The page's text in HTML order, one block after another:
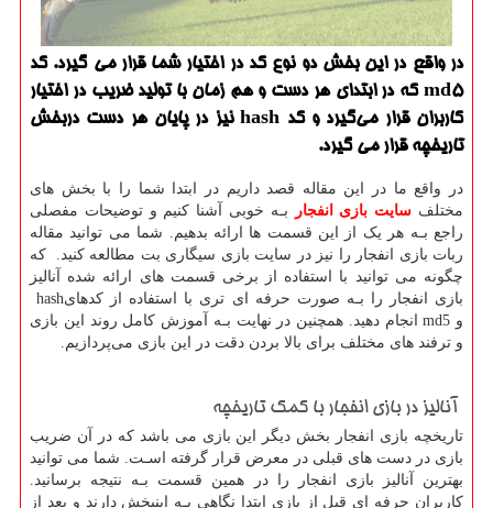
در واقع در این بخش دو نوع كد در اختیار شما قرار می گیرد. كد
md5 كه در ابتدای هر دست و هم زمان با تولید ضریب در اختیار
كاربران قرار می‌گیرد و كد hash نیز در پایان هر دست دربخش
تاریخچه قرار می گیرد.
در واقع ما در این مقاله قصد داریم در ابتدا شما را با بخش های‌
مختلف سایت بازی انفجار
بـه خوبی آشنا کنیم و توضیحات مفصلی
راجع بـه هر یک از این قسمت ها ارائه بدهیم. شما می توانید مقاله
ربات بازی انفجار را نیز در سایت بازی سیگاری بت مطالعه کنید. که
چگونه می توانید با استفاده از برخی قسمت های‌ ارائه شده آنالیز
بازی انفجار را بـه صورت حرفه ای تری با استفاده از کدهایhash
و md5 انجام دهید. همچنین در نهایت بـه آموزش کامل روند این بازی
و ترفند های‌ مختلف برای بالا بردن دقت در این بازی می‌پردازیم.
آنالیز در بازی انفجار با کمک تاریخچه
تاریخچه بازی انفجار بخش دیگر این بازی می باشد که در آن ضریب
بازی در دست های‌ قبلی در معرض قرار گرفته اسـت. شما می توانید
بهترین آنالیز بازی انفجار را در همین قسمت بـه نتیجه برسانید.
کاربران حرفه ای قبل از بازی ایتدا نگاهی بـه اینبخش دارند و بعد از